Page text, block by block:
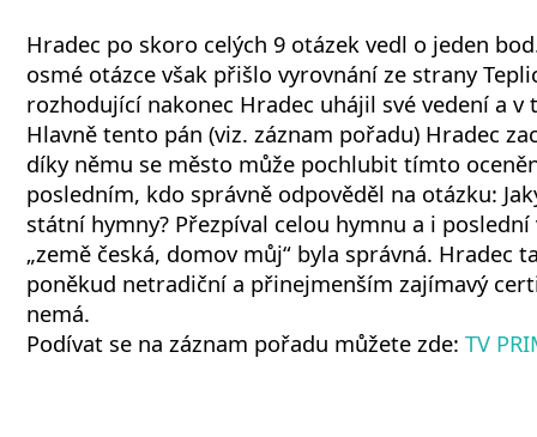
Hradec po skoro celých 9 otázek vedl o jeden
osmé otázce však přišlo vyrovnání ze strany
rozhodující nakonec Hradec uhájil své vedení a
Hlavně tento pán (viz. záznam pořadu) Hradec
díky němu se město může pochlubit tímto
posledním, kdo správně odpověděl na otázku:
státní hymny? Přezpíval celou hymnu a i
„země česká, domov můj“ byla správná. Hradec
poněkud netradiční a přinejmenším zajímavý
nemá.
Podívat se na záznam pořadu můžete zde: TV